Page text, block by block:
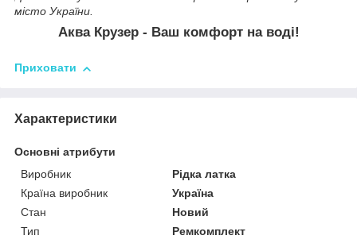
місто України.
Аква Крузер - Ваш комфорт на воді!
Приховати
Характеристики
Основні атрибути
Виробник
Рідка латка
Країна виробник
Україна
Стан
Новий
Тип
Ремкомплект